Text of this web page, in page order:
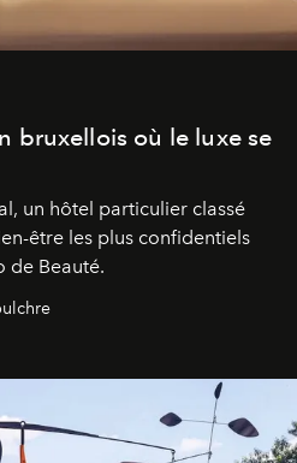
bruxellois où le luxe se
un hôtel particulier classé
être les plus confidentiels
de Beauté.